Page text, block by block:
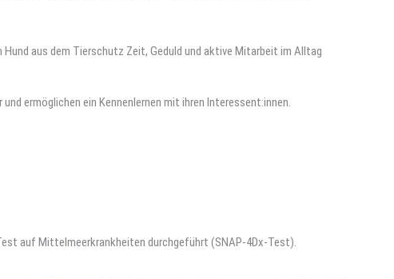
aus dem Tierschutz Zeit, Geduld und aktive Mitarbeit im Alltag
ermöglichen ein Kennenlernen mit ihren Interessent:innen.
auf Mittelmeerkrankheiten durchgeführt (SNAP-4Dx-Test).